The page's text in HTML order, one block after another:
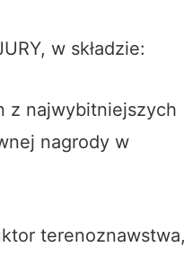
w składzie:
z najwybitniejszych
nagrody w
terenoznawstwa,